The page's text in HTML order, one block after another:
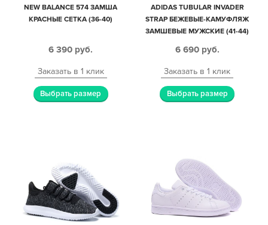
NEW BALANCE 574 ЗАМША
КРАСНЫЕ СЕТКА (36-40)
6 390 руб.
Заказать в 1 клик
Выбрать размер
ADIDAS TUBULAR INVADER
STRAP БЕЖЕВЫЕ-КАМУФЛЯЖ
ЗАМШЕВЫЕ МУЖСКИЕ (41-44)
6 690 руб.
Заказать в 1 клик
Выбрать размер